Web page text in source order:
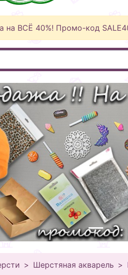
на ВСЁ 40%! Промо-код
Шерстяная акварель